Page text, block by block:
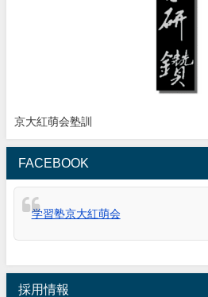
京大紅萌会塾訓
FACEBOOK
学習塾京大紅萌会
採用情報